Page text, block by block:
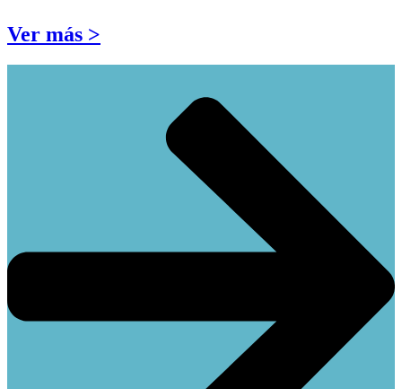
Ver más >